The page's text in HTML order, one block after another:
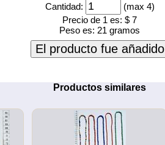
Cantidad:
(max 4)
Precio de 1 es: $ 7
Peso es: 21 gramos
El producto fue añadido
Productos similares